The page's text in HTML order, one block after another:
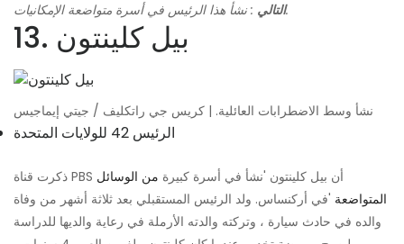
التالي: نشأ هذا الرئيس في أسرة متواضعة الإمكانيات.
13. بيل كلينتون
نشأ وسط الاضطرابات العائلية. | كريس جي راتكليف / جيتي إيماجيس
الرئيس 42 للولايات المتحدة
ذكرت قناة PBS أن بيل كلينتون 'نشأ في أسرة كبيرة من الوسائل
المتواضعة 'في أركنساس. ولد الرئيس المستقبلي بعد ثلاثة أشهر من وفاة
والده في حادث سيارة ، وتركته والدته الأرملة في رعاية والديها للدراسة